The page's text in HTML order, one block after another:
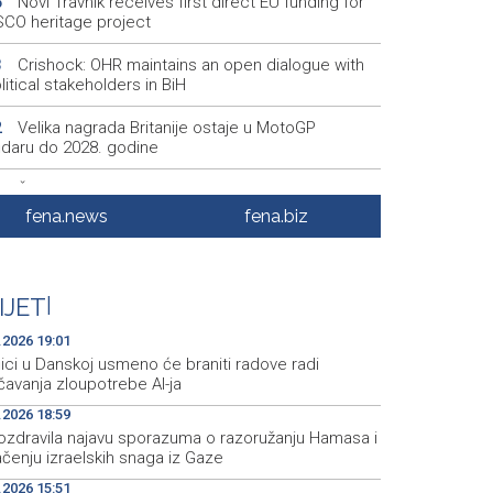
heritage project
Crishock: OHR maintains an open dialogue with
stakeholders in BiH
Velika nagrada Britanije ostaje u MotoGP
do 2028. godine
Španska krajnja ljevica i desnica ujedinjene protiv
kao suorganizatora SP 2030.
Soreca says SEPA application marks important
on BiH's EU path
fena.news fena.biz
19:01
u Danskoj usmeno će braniti radove radi
zloupotrebe AI-ja
18:59
najavu sporazuma o razoružanju Hamasa i
izraelskih snaga iz Gaze
15:51